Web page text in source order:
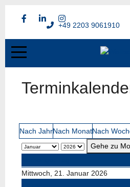
+49 2203 9061910
Nach JahrNach MonatNach
Gehe zu
Mittwoch, 21. Januar 2026